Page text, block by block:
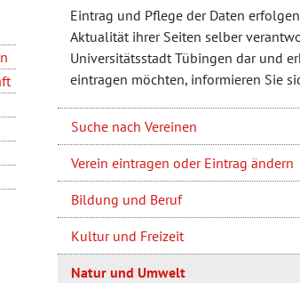
Eintrag und Pflege der Daten
Aktualität ihrer Seiten selber
Universitätsstadt Tübingen dar und
eintragen möchten, informieren Sie
Suche nach Vereinen
Verein eintragen oder Eintrag ändern
Bildung und Beruf
Kultur und Freizeit
Natur und Umwelt